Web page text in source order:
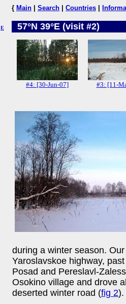
E
{ Main Search Countries
57°N 39°E (visit #2)
#4: [30-Jun-07] #3: [11-
during a winter season.
Yaroslavskoe highway,
Posad and Pereslavl-
Osokino village and drove
deserted winter road (fig 2).